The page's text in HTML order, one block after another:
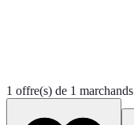
1 offre(s) de 1 marchands